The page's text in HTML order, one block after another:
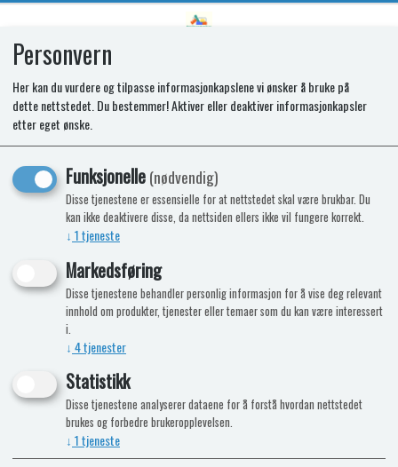
Varmebooster 700W
Personvern
Her kan du vurdere og tilpasse informasjonkapslene vi ønsker å bruke på
dette nettstedet. Du bestemmer! Aktiver eller deaktiver informasjonkapsler
etter eget ønske.
Funksjonelle(nødvendig)
Disse tjenestene er essensielle for at nettstedet skal være brukbar. Du
kan ikke deaktivere disse, da nettsiden ellers ikke vil fungere korrekt.
↓ 1tjeneste
Markedsføring
Disse tjenestene behandler personlig informasjon for å vise deg relevant
innhold om produkter, tjenester eller temaer som du kan være interessert
i.
↓ 4tjenester
Statistikk
Disse tjenestene analyserer dataene for å forstå hvordan nettstedet
brukes og forbedre brukeropplevelsen.
↓ 1tjeneste